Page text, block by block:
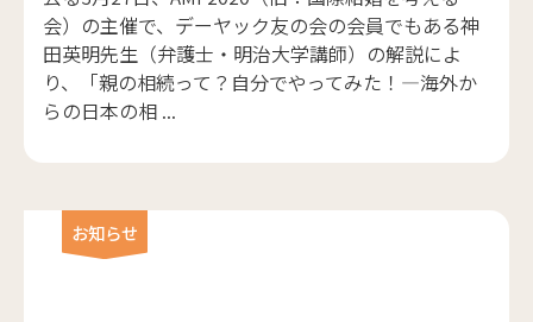
会）の主催で、デーヤック友の会の会員でもある神
田英明先生（弁護士・明治大学講師）の解説によ
り、「親の相続って？自分でやってみた！―海外か
らの日本の相 ...
お知らせ